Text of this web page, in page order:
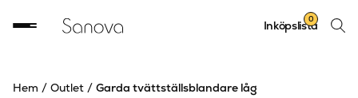
Sök
Inköpslista
0
Hem / Outlet / Garda tvättställsblandare låg